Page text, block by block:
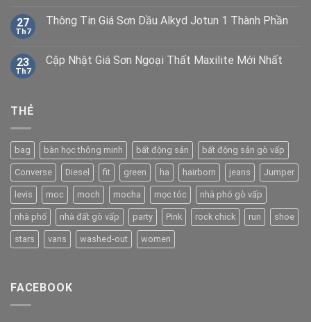
27
Th7
Thông Tin Giá Sơn Dầu Alkyd Jotun 1 Thành Phần
23
Th7
Cập Nhật Giá Sơn Ngoại Thất Maxilite Mới Nhất
THẺ
bag bàn học thông minh bất động sản bất động sản gò vấp
Converse Diesel fit green ha hairborn jeans Jumper
levis moc moch mocha mọc tóc nhà phó gò vấp
nhà phố nhà đất gò vấp party Pink rock chick run shoe
stars vans washed-out women
FACEBOOK